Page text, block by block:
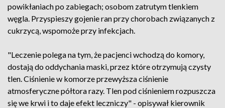
powikłaniach po zabiegach; osobom zatrutym tlenkiem
węgla. Przyspieszy gojenie ran przy chorobach związanych z
cukrzycą, wspomoże przy infekcjach.
"Leczenie polega na tym, że pacjenci wchodzą do komory,
dostają do oddychania maski, przez które otrzymują czysty
tlen. Ciśnienie w komorze przewyższa ciśnienie
atmosferyczne półtora razy. Tlen pod ciśnieniem rozpuszcza
się we krwi i to daje efekt leczniczy" - opisywał kierownik